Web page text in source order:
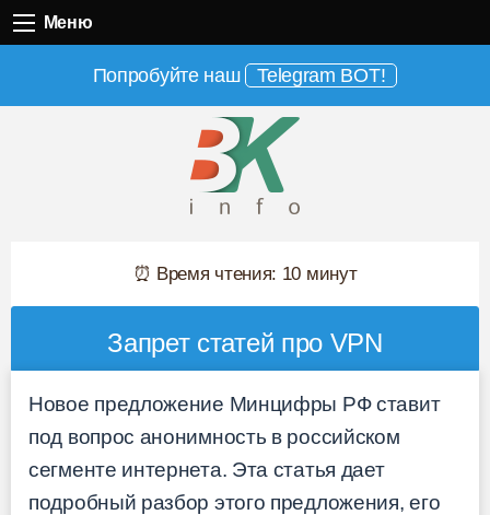
Меню
Попробуйте наш Telegram BOT!
⏰ Время чтения: 10 минут
Запрет статей про VPN
Новое предложение Минцифры РФ ставит
под вопрос анонимность в российском
сегменте интернета. Эта статья дает
подробный разбор этого предложения, его